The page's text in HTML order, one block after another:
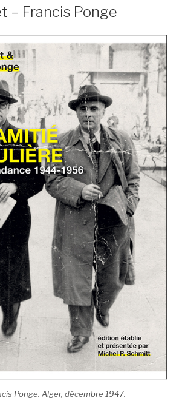
– Francis Ponge
Ponge. Alger, décembre 1947.